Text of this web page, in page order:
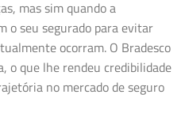
mas sim quando a
o seu segurado para evitar
ocorram. O Bradesco
o que lhe rendeu credibilidade
no mercado de seguro